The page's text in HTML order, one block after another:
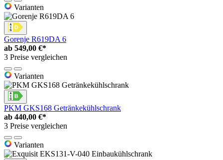
Varianten
Gorenje R619DA 6
ab 549,00 €*
3 Preise vergleichen
Varianten
PKM GKS168 Getränkekühlschrank
ab 440,00 €*
3 Preise vergleichen
Varianten